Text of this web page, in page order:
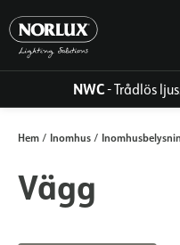
direkt
innehållet
NWC- Trådlös
Hem / Inomhus /
Vägg